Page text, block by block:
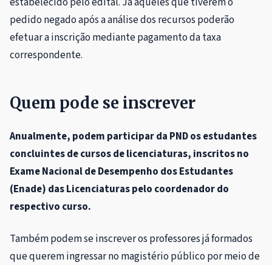
pedido negado após a análise dos recursos poderão
efetuar a inscrição mediante pagamento da taxa
correspondente.
Quem pode se inscrever
Anualmente, podem participar da PND os estudantes
concluintes de cursos de licenciaturas, inscritos no
Exame Nacional de Desempenho dos Estudantes
(Enade) das Licenciaturas pelo coordenador do
respectivo curso.
Também podem se inscrever os professores já formados
que querem ingressar no magistério público por meio de